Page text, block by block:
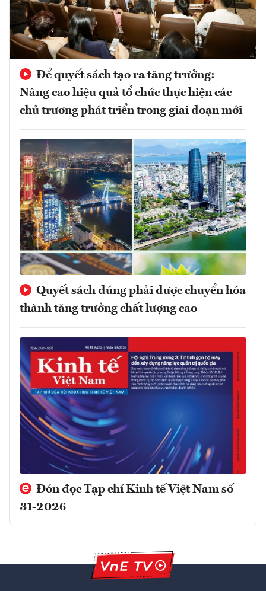
Để quyết sách tạo ra tăng trưởng:
Nâng cao hiệu quả tổ chức thực hiện các
chủ trương phát triển trong giai đoạn mới
Quyết sách đúng phải được chuyển hóa
thành tăng trưởng chất lượng cao
Đón đọc Tạp chí Kinh tế Việt Nam số
31-2026